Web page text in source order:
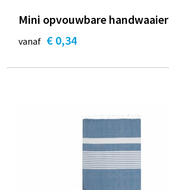
Mini opvouwbare handwaaier
vanaf € 0,34